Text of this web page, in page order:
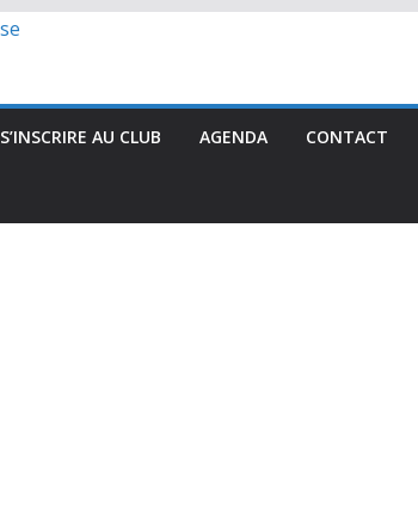
S’INSCRIRE AU CLUB AGENDA CONTACT